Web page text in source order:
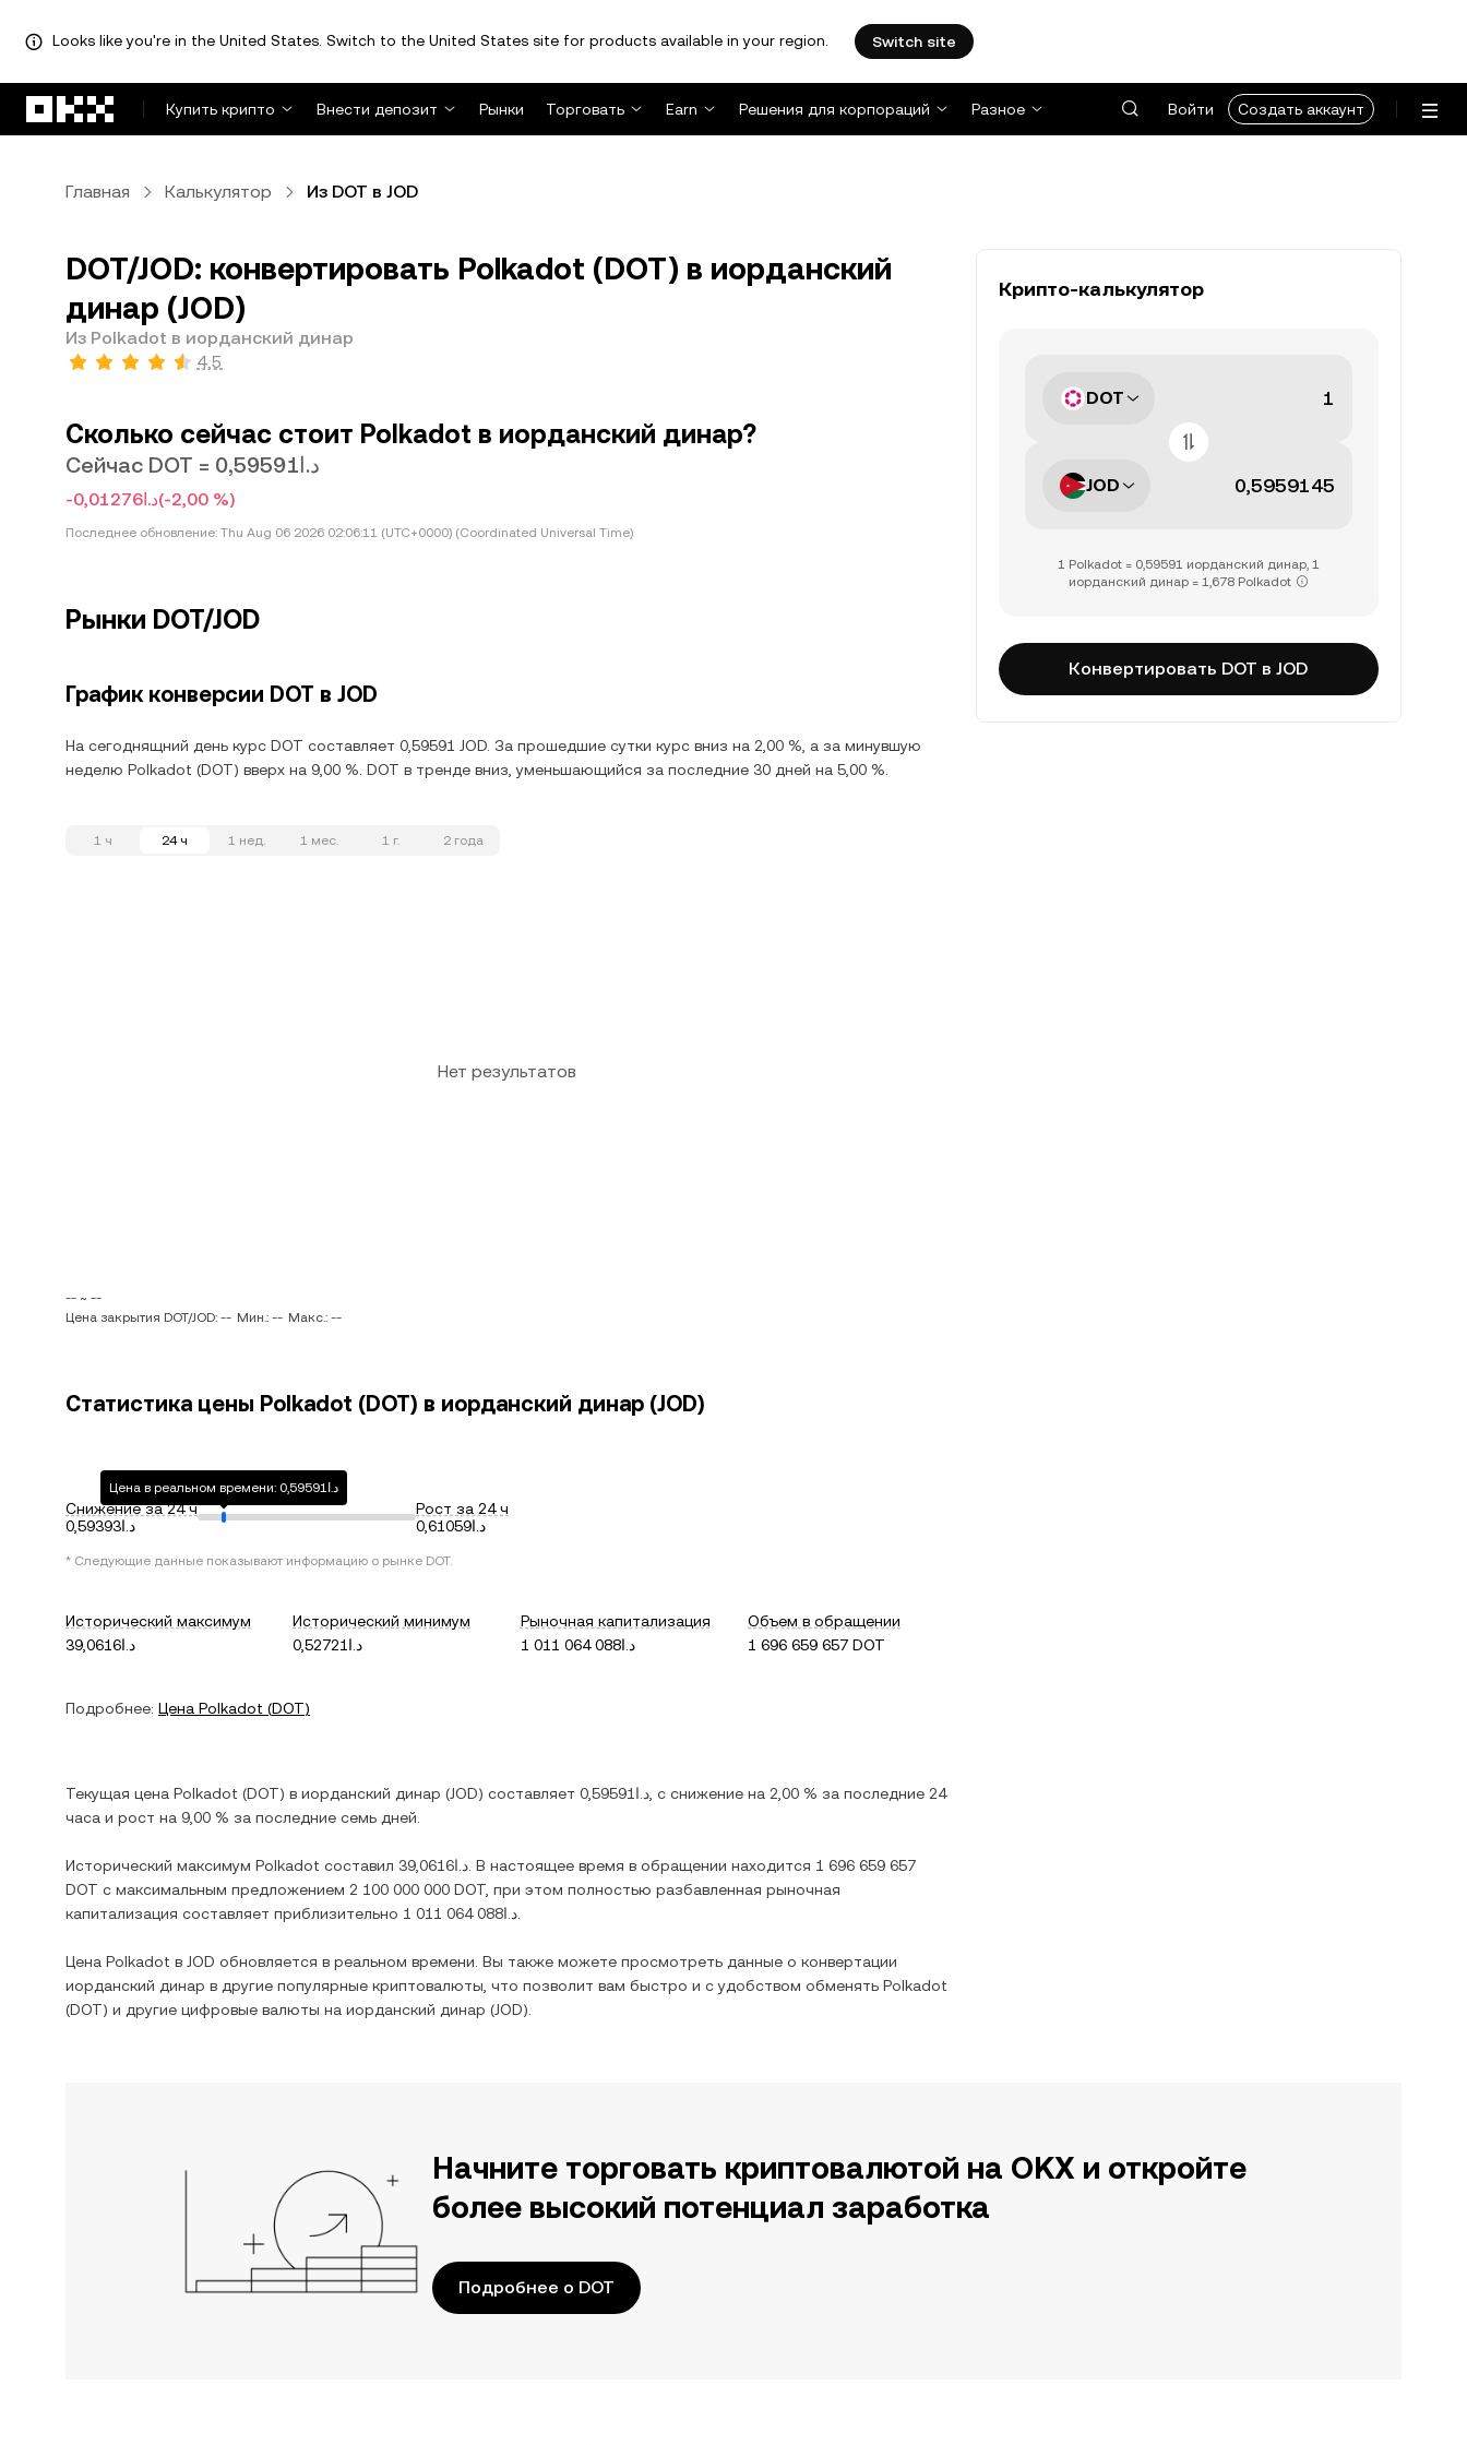
Looks like you're in the United States. Switch to the United States site for products available in your region. Switch site
Купить крипто
Внести депозит Рынки Торговать Earn Решения для корпораций Разное Войти Создать аккаунт
Главная Калькулятор Из DOT в JOD
DOT/JOD: конвертировать Polkadot (DOT) в иорданский
динар (JOD)
Из Polkadot в иорданский динар
4,5
Сколько сейчас стоит Polkadot в иорданский динар?
Сейчас DOT = د.ا0,59591
-د.ا0,01276(-2,00 %)
Последнее обновление: Thu Aug 06 2026 02:06:11 (UTC+0000) (Coordinated Universal Time)
Рынки DOT/JOD
График конверсии DOT в JOD
На сегоднящний день курс DOT составляет 0,59591 JOD. За прошедшие сутки курс вниз на 2,00 %, а за минувшую
неделю Polkadot (DOT) вверх на 9,00 %. DOT в тренде вниз, уменьшающийся за последние 30 дней на 5,00 %.
1 ч 24 ч 1 нед. 1 мес. 1 г. 2 года
Нет результатов
-- ~ --
Цена закрытия DOT/JOD: -- Мин.: -- Макс.: --
Статистика цены Polkadot (DOT) в иорданский динар (JOD)
Снижение за 24 ч
د.ا0,59393
Цена в реальном времени: د.ا0,59591
Рост за 24 ч
د.ا0,61059
* Следующие данные показывают информацию о рынке DOT.
Исторический максимум
د.ا39,0616
Исторический минимум
د.ا0,52721
Рыночная капитализация
د.ا1 011 064 088
Объем в обращении
1 696 659 657 DOT
Подробнее: Цена Polkadot (DOT)
Текущая цена Polkadot (DOT) в иорданский динар (JOD) составляет د.ا0,59591 , c снижение на 2,00 % за последние 24
часа и рост на 9,00 % за последние семь дней.
Исторический максимум Polkadot составил د.ا39,0616 . В настоящее время в обращении находится 1 696 659 657
DOT с максимальным предложением 2 100 000 000 DOT , при этом полностью разбавленная рыночная
капитализация составляет приблизительно
د.ا1 011 064 088
Цена Polkadot в JOD обновляется в реальном времени. Вы также можете просмотреть данные о конвертации
иорданский динар в другие популярные криптовалюты, что позволит вам быстро и с удобством обменять Polkadot
(DOT) и другие цифровые валюты на иорданский динар (JOD).
Крипто-калькулятор
DOT
JOD
1 Polkadot = 0,59591 иорданский динар, 1
иорданский динар = 1,678 Polkadot
Конвертировать DOT в JOD
Начните торговать криптовалютой на OKX и откройте
более высокий потенциал заработка
Подробнее о DOT